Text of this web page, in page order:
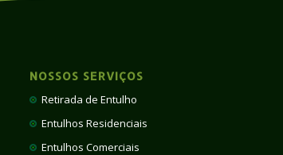
NOSSOS SERVIÇOS
Retirada de Entulho
Entulhos Residenciais
Entulhos Comerciais